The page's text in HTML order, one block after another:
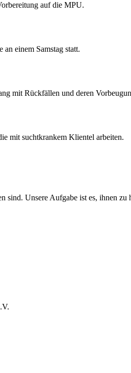
auf die MPU.
einem Samstag statt.
mit Rückfällen und deren
mit suchtkrankem Klientel arbeiten.
sind. Unsere Aufgabe ist es, ihnen